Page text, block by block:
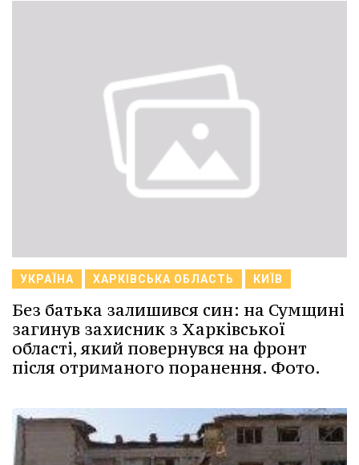
УКРАЇНА ХАРКІВСЬКА ОБЛАСТЬ КИЇВ
Без батька залишився син: на Сумщині
загинув захисник з Харківської
області, який повернувся на фронт
після отриманого поранення. Фото.